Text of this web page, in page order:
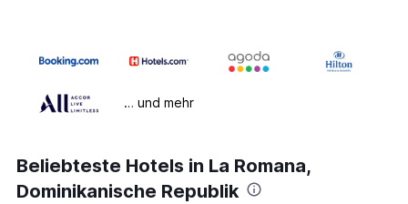
… und mehr
Beliebteste Hotels in La Romana,
Dominikanische Republik